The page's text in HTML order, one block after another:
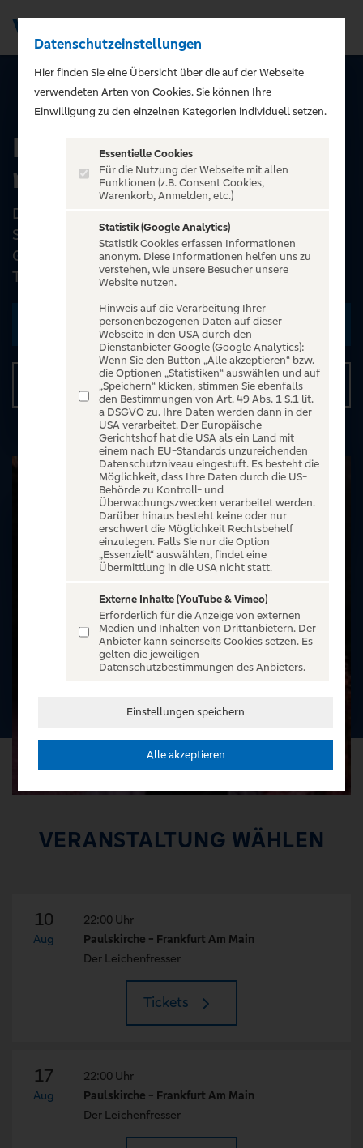
ALLE EVENTS
Der Leichenfresser -
morticus Ghosttours
Dieses Horror-Theater kombiniert Schauspiel,
Sprache und Mimik zu einer intensiven
Gruselatmosphäre ohne physische Effekte. Die
Tour startet an der Pa...
Zu den Terminen
Details
VERANSTALTUNG WÄHLEN
10
Aug
22:00 Uhr
Paulskirche - Frankfurt Am Main
Der Leichenfresser
Tickets
17
Aug
22:00 Uhr
Paulskirche - Frankfurt Am Main
Der Leichenfresser
Datenschutzeinstellungen
Hier finden Sie eine Übersicht über die auf der Webseite
verwendeten Arten von Cookies. Sie können Ihre
Einwilligung zu den einzelnen Kategorien individuell setzen.
Essentielle Cookies
Für die Nutzung der Webseite mit allen
Funktionen (z.B. Consent Cookies,
Warenkorb, Anmelden, etc.)
Statistik (Google Analytics)
Statistik Cookies erfassen Informationen
anonym. Diese Informationen helfen uns zu
verstehen, wie unsere Besucher unsere
Website nutzen.
Hinweis auf die Verarbeitung Ihrer
personenbezogenen Daten auf dieser
Webseite in den USA durch den
Dienstanbieter Google (Google Analytics):
Wenn Sie den Button „Alle akzeptieren“ bzw.
die Optionen „Statistiken“ auswählen und auf
„Speichern“ klicken, stimmen Sie ebenfalls
den Bestimmungen von Art. 49 Abs. 1 S.1 lit.
a DSGVO zu. Ihre Daten werden dann in der
USA verarbeitet. Der Europäische
Gerichtshof hat die USA als ein Land mit
einem nach EU-Standards unzureichenden
Datenschutzniveau eingestuft. Es besteht die
Möglichkeit, dass Ihre Daten durch die US-
Behörde zu Kontroll- und
Überwachungszwecken verarbeitet werden.
Darüber hinaus besteht keine oder nur
erschwert die Möglichkeit Rechtsbehelf
einzulegen. Falls Sie nur die Option
„Essenziell“ auswählen, findet eine
Übermittlung in die USA nicht statt.
Externe Inhalte (YouTube & Vimeo)
Erforderlich für die Anzeige von externen
Medien und Inhalten von Drittanbietern. Der
Anbieter kann seinerseits Cookies setzen. Es
gelten die jeweiligen
Datenschutzbestimmungen des Anbieters.
Einstellungen speichern
Alle akzeptieren